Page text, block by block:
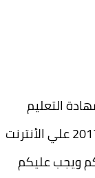
التعليم
دورة 2017 بداية من يوم 1 أكتوبر سوف تنطلق عملية تسجيلات شهادة التعليم المتوسط 2017 علي الأنترنت
ويجب عليكم